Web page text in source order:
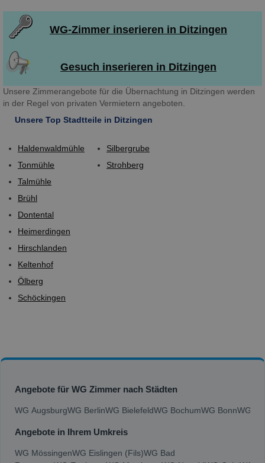
WG-Zimmer inserieren in Ditzingen
Gesuch inserieren in Ditzingen
Unsere Zimmerangebote für die Übernachtung in Ditzingen werden
in der Regel von privaten Vermietern angeboten.
Unsere Top Stadtteile in Ditzingen
Haldenwaldmühle
Tonmühle
Talmühle
Brühl
Dontental
Heimerdingen
Hirschlanden
Keltenhof
Ölberg
Schöckingen
Silbergrube
Strohberg
Angebote für WG Zimmer nach Städten
WG AugsburgWG BerlinWG BielefeldWG BochumWG BonnWG
Angebote in Ihrem Umkreis
WG MössingenWG Eislingen (Fils)WG Bad